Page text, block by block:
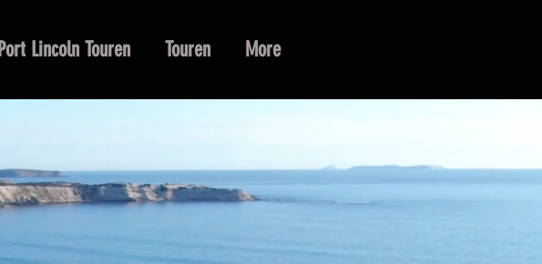
Port Lincoln Touren Touren More